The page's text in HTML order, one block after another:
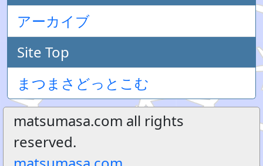
アーカイブ
Site Top
まつまさどっとこむ
matsumasa.com all rights
reserved.